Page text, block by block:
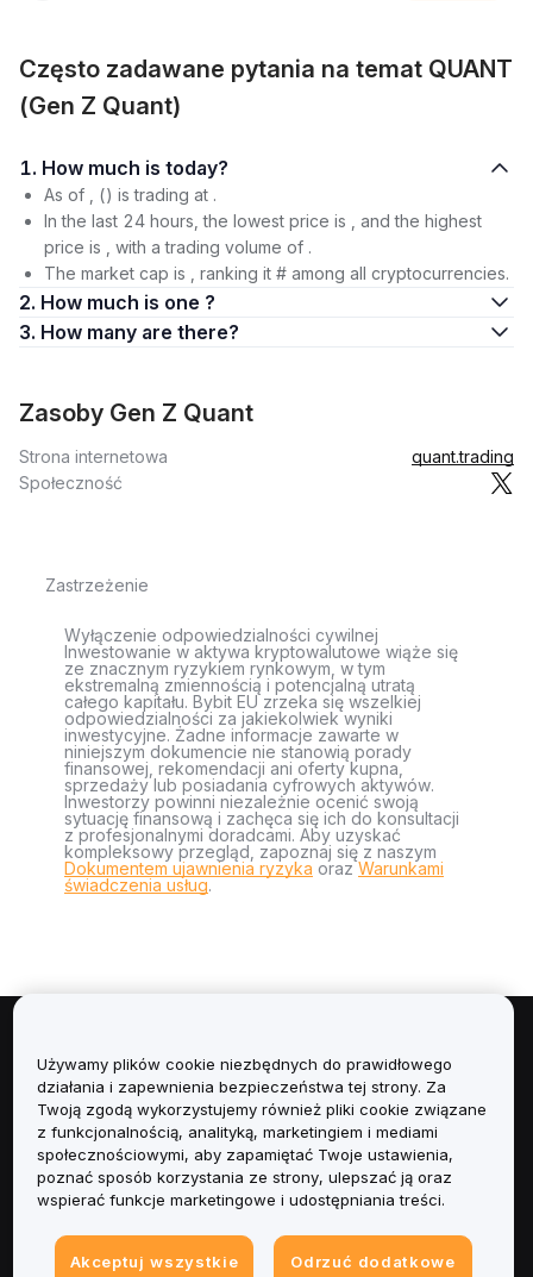
Często zadawane pytania na temat QUANT
(Gen Z Quant)
1. How much is today?
As of , () is trading at .
In the last 24 hours, the lowest price is , and the highest
price is , with a trading volume of .
The market cap is , ranking it # among all cryptocurrencies.
2. How much is one ?
3. How many are there?
Zasoby Gen Z Quant
Strona internetowa
quant.trading
Społeczność
Zastrzeżenie
Wyłączenie odpowiedzialności cywilnej
Inwestowanie w aktywa kryptowalutowe wiąże się
ze znacznym ryzykiem rynkowym, w tym
ekstremalną zmiennością i potencjalną utratą
całego kapitału. Bybit EU zrzeka się wszelkiej
odpowiedzialności za jakiekolwiek wyniki
inwestycyjne. Żadne informacje zawarte w
niniejszym dokumencie nie stanowią porady
finansowej, rekomendacji ani oferty kupna,
sprzedaży lub posiadania cyfrowych aktywów.
Inwestorzy powinni niezależnie ocenić swoją
sytuację finansową i zachęca się ich do konsultacji
z profesjonalnymi doradcami. Aby uzyskać
kompleksowy przegląd, zapoznaj się z naszym
Dokumentem ujawnienia ryzyka orazWarunkami
świadczenia usług.
Informacje
Usługi
Obsługa Klienta
Używamy plików cookie niezbędnych do prawidłowego
działania i zapewnienia bezpieczeństwa tej strony. Za
Twoją zgodą wykorzystujemy również pliki cookie związane
z funkcjonalnością, analityką, marketingiem i mediami
społecznościowymi, aby zapamiętać Twoje ustawienia,
poznać sposób korzystania ze strony, ulepszać ją oraz
wspierać funkcje marketingowe i udostępniania treści.
Akceptuj wszystkie
Odrzuć dodatkowe